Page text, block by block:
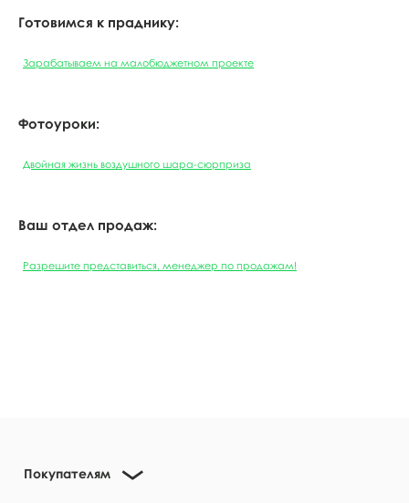
Готовимся к праднику:
Зарабатываем на малобюджетном проекте
Фотоуроки:
Двойная жизнь воздушного шара-сюрприза
Ваш отдел продаж:
Разрешите представиться, менеджер по продажам!
Покупателям